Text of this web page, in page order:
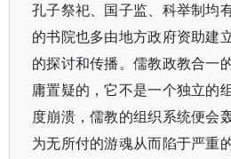
孔子祭祀、国子监、科举制均
的书院也多由地方政府资助建
的探讨和传播。儒教政教合一
庸置疑的，它不是一个独立的
度崩溃，儒教的组织系统便会
为无所付的游魂从而陷于严重